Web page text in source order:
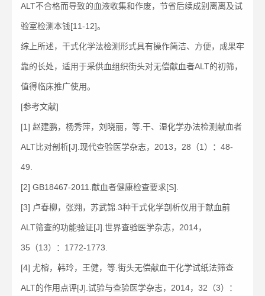
ALT不合格而导致的血液收集和作废，节省后续成别离离及试
验室检测本钱[11-12]。
综上所述，干式化学法检测形式具有操作简洁、方便，成果牢
靠的长处，适用于采供血组织街头对无偿献血者ALT的初筛，
值得临床推广使用。
[参考文献]
[1] 赵建鹏，杨秀萍，刘晓丽，等.干、湿化学办法检测献血者
ALT比对剖析[J].现代查验医学杂志，2013，28（1）：48-
49.
[2] GB18467-2011.献血者健康检查要求[S].
[3] 卢春柳，张翙，苏武锦.3种干式化学剖析仪用于献血前
ALT筛查的功能验证[J].世界查验医学杂志，2014，
35（13）：1772-1773.
[4] 尤榕，韩玲，王健，等.街头无偿献血干化学试纸法筛查
ALT的作用点评[J].试验与查验医学杂志，2014，32（3）：